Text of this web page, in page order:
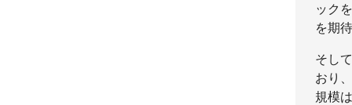
ック
を期
そし
おり
規模